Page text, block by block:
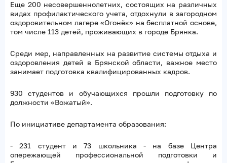
Еще 200 несовершеннолетних, состоящих на различных
видах профилактического учета, отдохнули в загородном
оздоровительном лагере «Огонёк» на бесплатной основе,
том числе 113 детей, проживающих в городе Брянка.
Среди мер, направленных на развитие системы отдыха и
оздоровления детей в Брянской области, важное место
занимает подготовка квалифицированных кадров.
930 студентов и обучающихся прошли подготовку по
должности «Вожатый».
По инициативе департамента образования:
- 231 студент и 73 школьника - на базе Центра
опережающей профессиональной подготовки и